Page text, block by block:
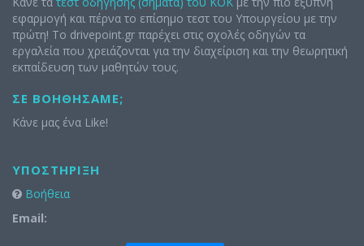
εφαρμογή και πέρνα το επίσημο τεστ του Υπουργείου με την
πρώτη! Το drivepoint.gr παρέχει στις σχολές οδηγών τα
εργαλεία που χρειάζονται για την διαχείριση και την θεωρητική
εκπαίδευση των μαθητών τους.
ΣΕ ΒΟΗΘΉΣΑΜΕ;
Κάνε μας ένα Like!
ΥΠΟΣΤΉΡΙΞΗ
Βοήθεια
Email: